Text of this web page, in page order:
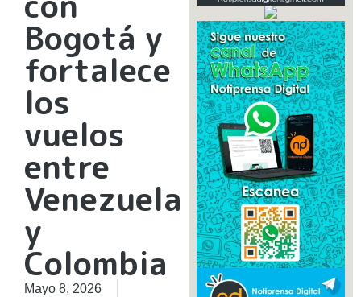
Bogotá y
fortalece
los
vuelos
entre
Venezuela
y
Colombia
Mayo 8, 2026